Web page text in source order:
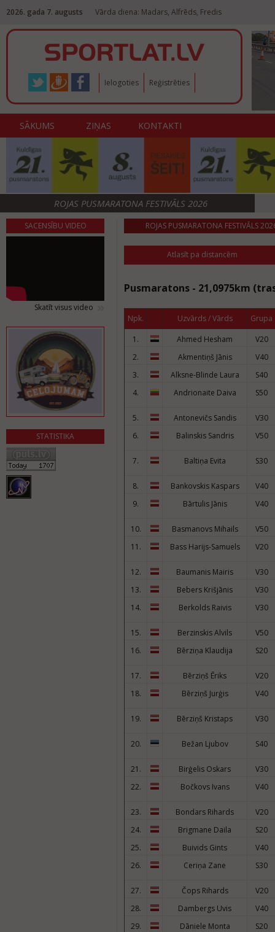
2026. gada 7. augusts Vārda diena: Madars, Alfrēds, Fredis
Ielogoties Reģistrēties
SĀKUMS ZIŅAS KONTAKTI
ROJAS PUSMARATONA FESTIVĀLS 2026
SACENSĪBU VIDEO
Skatīt visus video
STATISTIKA
ROJAS PUSMARATONA FESTIVĀLS
Atlasīt pa distancēm
Pusmaratons - 21,0975km
Npk. Uzvārds / Vārds
Grupa
1.
Ahmed Hesham
V20
2.
Akmentiņš Jānis
V40
3.
Alksne-Blinde Laura
S40
4.
Andrionaite Daiva S50
5. Antonevičs Sandis
V30
6.
Balinskis Sandris V50
7. Baltiņa Evita S30
8. Bankovskis Kaspars
V40
9.
Bārtulis Jānis V40
10. Basmanovs Mihails
V50
11.
Bass Harijs-Samuels V20
12. Baumanis Mairis
V30
13.
Bebers Krišjānis
V30
14.
Berkolds Raivis V30
15. Berzinskis Alvils
V50
16.
Bērziņa Klaudija S20
17. Bērziņš Ēriks
V20
18.
Bērziņš Jurģis V40
19. Bērziņš Kristaps V30
20. Bežan Ljubov S40
21. Birģelis Oskars
V30
22.
Bočkovs Ivans V40
23. Bondars Rihards
V20
24.
Brigmane Daila
S20
25.
Buivids Gints
V40
26.
Ceriņa Zane S30
27. Čops Rihards
V20
28.
Dambergs Uvis
V40
29.
Dāniele Monta
S20